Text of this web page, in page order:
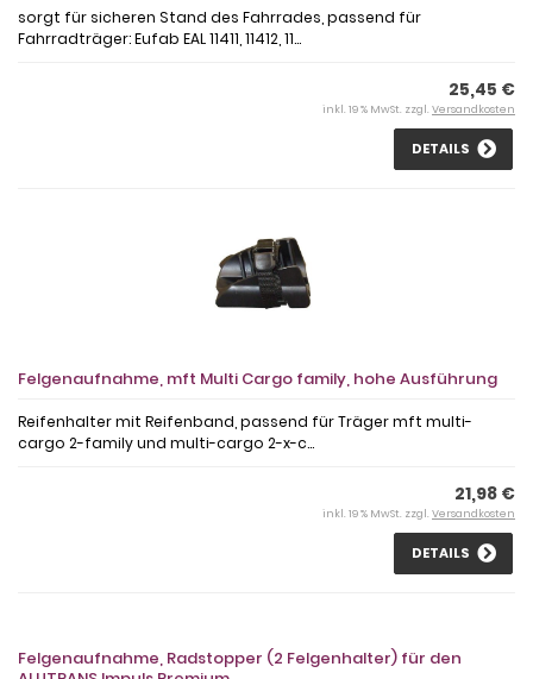
sorgt für sicheren Stand des Fahrrades, passend für
Fahrradträger: Eufab EAL 11411, 11412, 11...
25,45 €
inkl. 19 % MwSt. zzgl. Versandkosten
DETAILS
Felgenaufnahme, mft Multi Cargo family, hohe Ausführung
Reifenhalter mit Reifenband, passend für Träger mft multi-
cargo 2-family und multi-cargo 2-x-c...
21,98 €
inkl. 19 % MwSt. zzgl. Versandkosten
DETAILS
Felgenaufnahme, Radstopper (2 Felgenhalter) für den